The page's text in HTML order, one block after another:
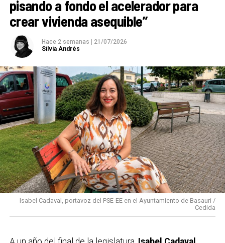
pisando a fondo el acelerador para
crear vivienda asequible”
Hace 2 semanas
21/07/2026
Silvia Andrés
Isabel Cadaval, portavoz del PSE-EE en el Ayuntamiento de Basauri /
Cedida